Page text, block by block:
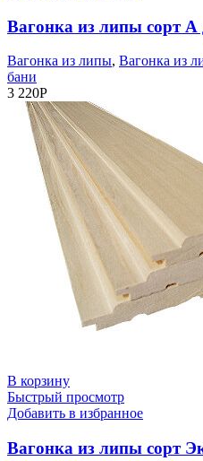
Вагонка из липы сорт А
Вагонка из липы, Вагонка из
бани
3 220Р
В корзину
Быстрый просмотр
Добавить в избранное
Вагонка из липы сорт